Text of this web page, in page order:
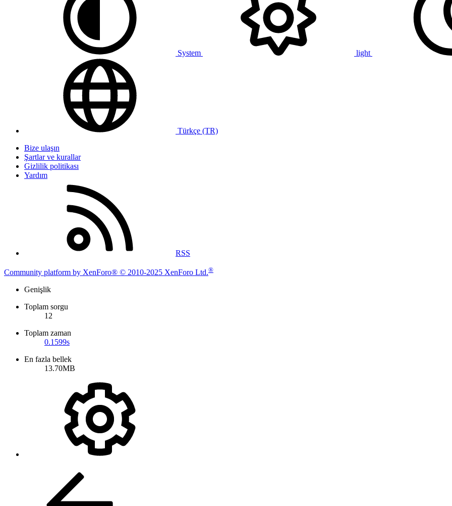
System light
Türkçe (TR)
Bize ulaşın
Şartlar ve kurallar
Gizlilik politikası
Yardım
RSS
Community platform by XenForo® © 2010-2025 XenForo Ltd.®
Genişlik
Toplam sorgu
12
Toplam zaman
0.1599s
En fazla bellek
13.70MB